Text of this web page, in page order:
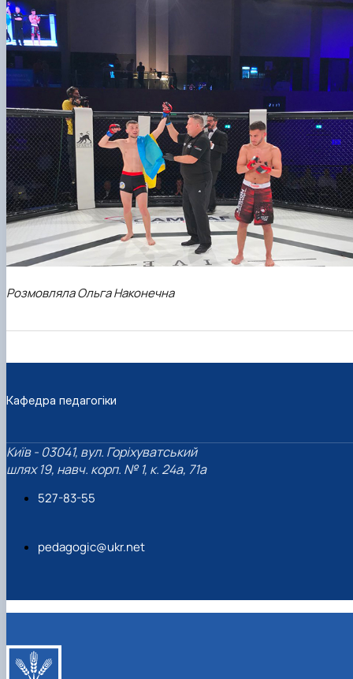
Розмовляла Ольга Наконечна
Кафедра педагогіки
Київ - 03041, вул. Горіхуватський
шлях 19, навч. корп. № 1, к. 24а, 71а
527-83-55
pedagogic@ukr.net